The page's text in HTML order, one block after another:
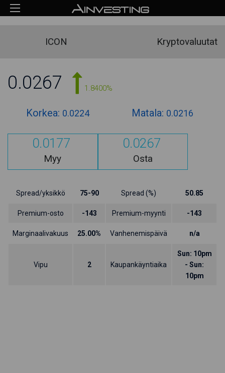
ICON Kryptovaluutat
0.0267 1.8400%
Korkea: 0.0224 Matala: 0.0216
0.0177
Myy
0.0267
Osta
Spread/yksikkö 75-90 Spread (%) 50.85
Premium-osto -143 Premium-myynti -143
Marginaalivakuus 25.00% Vanhenemispäivä n/a
Vipu 2 Kaupankäyntiaika
Sun: 10pm
- Sun:
10pm